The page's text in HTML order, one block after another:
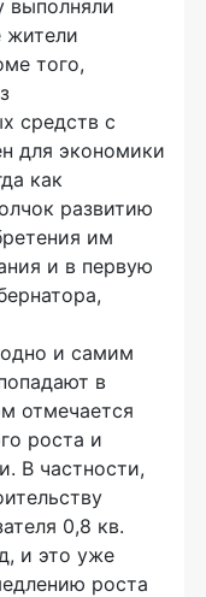
выполняли
жители
того,
средств с
для экономики
как
развитию
им
и в первую
и самим
в
отмечается
роста и
В частности,
0,8 кв.
и это уже
роста